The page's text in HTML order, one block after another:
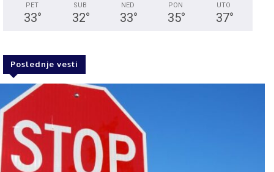
PET
33°
SUB
32°
NED
33°
PON
35°
UTO
37°
Poslednje vesti